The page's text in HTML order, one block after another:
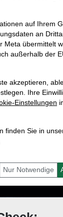
69.2 %
dieser Aktie erfolgreich
auf Ihrem
an
Meta übermittelt
außerhalb der
akzeptieren,
Ihre
Einstellungen
finden Sie in
Nur Notwendige